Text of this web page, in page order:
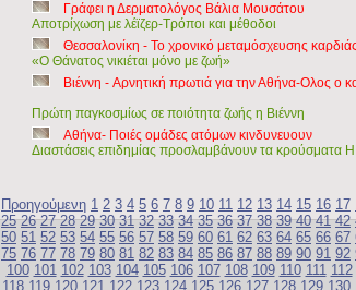
Γράφει η Δερματολόγος Βάλια Μουσάτου
Αποτρίχωση με λέϊζερ-Τρόποι και μέθοδοι
Θεσσαλονίκη - Το χρονικό μεταμόσχευσης
«Ο Θάνατος νικιέται μόνο με ζωή»
Βιέννη - Αρνητική πρωτιά για την Αθήνα-Ολος ο
Πρώτη παγκοσμίως σε ποιότητα ζωής η Βιέννη
Αθήνα- Ποιές ομάδες ατόμων κινδυνευουν
Διαστάσεις επιδημίας προσλαμβάνουν τα κρούσματα
Προηγούμενη 1 2 3 4 5 6 7 8 9 10 11 12 13 14 15 16 17
25 26 27 28 29 30 31 32 33 34 35 36 37 38 39 40 41 42
50 51 52 53 54 55 56 57 58 59 60 61 62 63 64 65 66 67
75 76 77 78 79 80 81 82 83 84 85 86 87 88 89 90 91 92
100 101 102 103 104 105 106 107 108 109 110 111 112
118 119 120 121 122 123 124 125 126 127 128 129 130